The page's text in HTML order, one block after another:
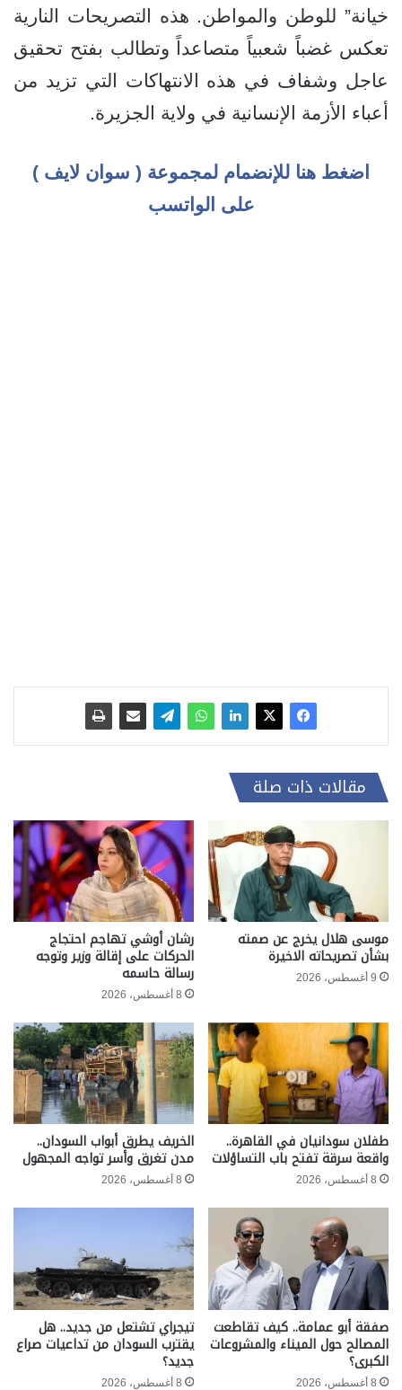
خيانة” للوطن والمواطن. هذه التصريحات النارية
تعكس غضباً شعبياً متصاعداً وتطالب بفتح تحقيق
عاجل وشفاف في هذه الانتهاكات التي تزيد من
أعباء الأزمة الإنسانية في ولاية الجزيرة.
اضغط هنا للإنضمام لمجموعة ( سوان لايف )
على الواتسب
مقالات ذات صلة
موسى هلال يخرج عن صمته
بشأن تصريحاته الاخيرة
9 أغسطس، 2026
رشان أوشي تهاجم احتجاج
الحركات على إقالة وزير وتوجه
رسالة حاسمه
8 أغسطس، 2026
طفلان سودانيان في القاهرة..
واقعة سرقة تفتح باب التساؤلات
8 أغسطس، 2026
الخريف يطرق أبواب السودان..
مدن تغرق وأسر تواجه المجهول
8 أغسطس، 2026
صفقة أبو عمامة.. كيف تقاطعت
المصالح حول الميناء والمشروعات
الكبرى؟
8 أغسطس، 2026
تيجراي تشتعل من جديد.. هل
يقترب السودان من تداعيات صراع
جديد؟
8 أغسطس، 2026